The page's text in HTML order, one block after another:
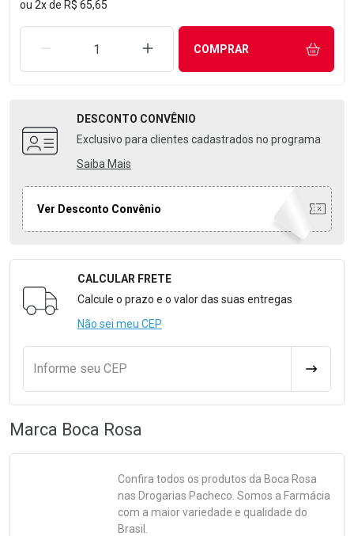
ou 2xde R$ 65,65
REMOVER UMA UNIDADEAUMENTAR UMA UNIDADE
COMPRAR
DESCONTO CONVÊNIO
Exclusivo para clientes cadastrados no programa
Saiba Mais
Ver Desconto Convênio
Formulário para Calcular o Frete
CALCULAR FRETE
Calcule o prazo e o valor das suas entregas
Não sei meu CEP
Informe seu CEP
Marca Boca Rosa
Confira todos os produtos da Boca Rosa
nas Drogarias Pacheco. Somos a Farmácia
com a maior variedade e qualidade do
Brasil.